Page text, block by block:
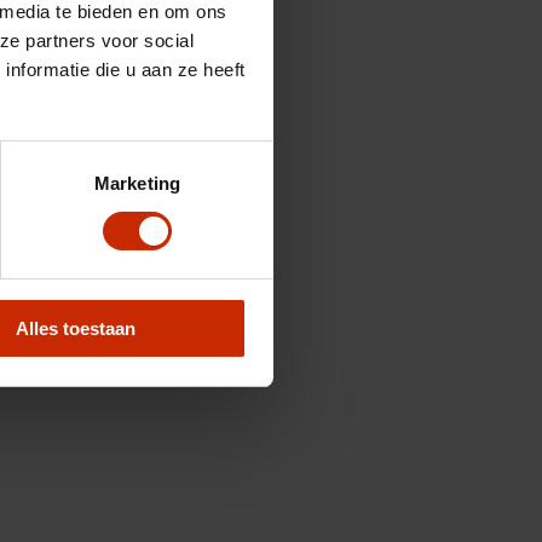
te bieden en om ons
partners voor social
die u aan ze heeft
Marketing
Alles toestaan